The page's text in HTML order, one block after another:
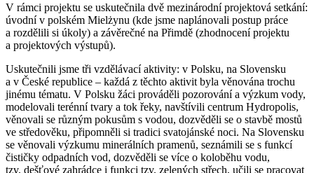
V rámci projektu se uskutečnila dvě mezinárodní projektová setkání:
úvodní v polském Mielżynu (kde jsme naplánovali postup práce
a rozdělili si úkoly) a závěrečné na Přimdě (zhodnocení projektu
a projektových výstupů).
Uskutečnili jsme tři vzdělávací aktivity: v Polsku, na Slovensku
a v České republice – každá z těchto aktivit byla věnována trochu
jinému tématu. V Polsku žáci prováděli pozorování a výzkum vody,
modelovali terénní tvary a tok řeky, navštívili centrum Hydropolis,
věnovali se různým pokusům s vodou, dozvěděli se o stavbě mostů
ve středověku, připomněli si tradici svatojánské noci. Na Slovensku
se věnovali výzkumu minerálních pramenů, seznámili se s funkcí
čističky odpadních vod, dozvěděli se více o koloběhu vodu,
tzv. dešťové zahrádce i funkci tzv. zelených střech, učili se pracovat